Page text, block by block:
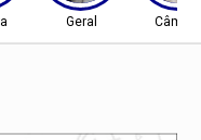
Geral